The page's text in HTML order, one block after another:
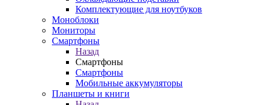
Комплектующие для ноутбуков
Моноблоки
Мониторы
Смартфоны
Назад
Смартфоны
Смартфоны
Мобильные аккумуляторы
Планшеты и книги